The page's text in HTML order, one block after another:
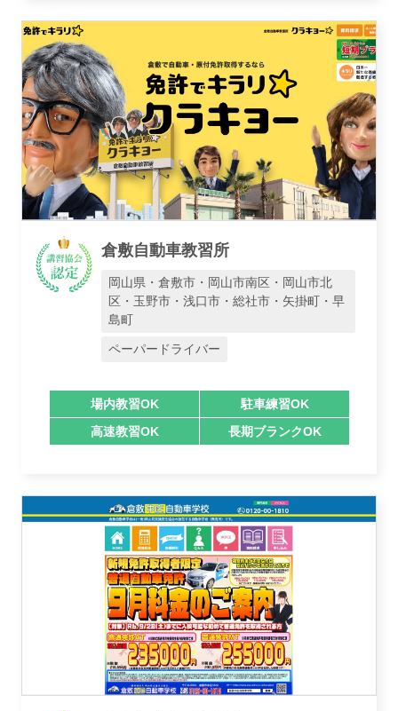
倉敷自動車教習所
岡山県・倉敷市・岡山市南区・岡山市北
区・玉野市・浅口市・総社市・矢掛町・早
島町
ペーパードライバー
場内教習OK
駐車練習OK
高速教習OK
長期ブランクOK